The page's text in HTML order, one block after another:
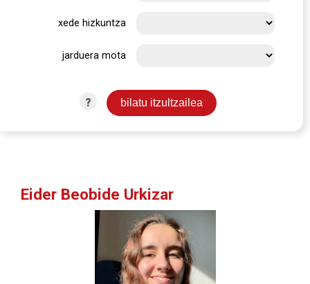
xede hizkuntza
jarduera mota
?
Eider Beobide Urkizar